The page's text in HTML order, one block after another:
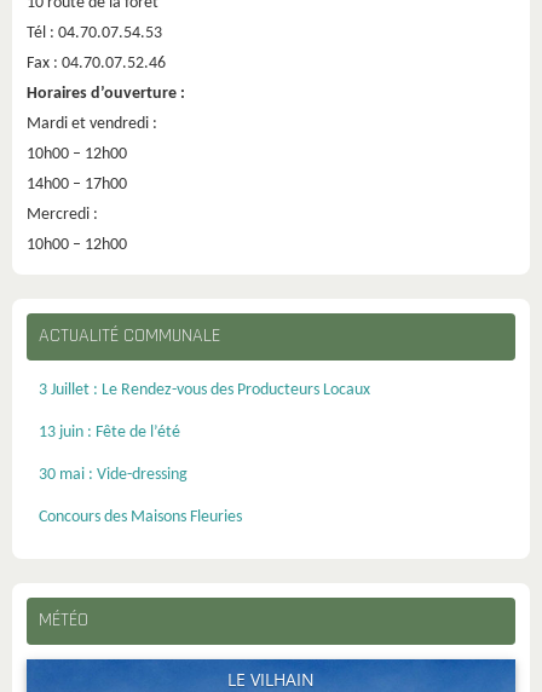
Tél : 04.70.07.54.53
Fax : 04.70.07.52.46
Horaires d’ouverture :
Mardi et vendredi :
10h00 – 12h00
14h00 – 17h00
Mercredi :
10h00 – 12h00
ACTUALITÉ COMMUNALE
3 Juillet : Le Rendez-vous des Producteurs Locaux
13 juin : Fête de l’été
30 mai : Vide-dressing
Concours des Maisons Fleuries
MÉTÉO
LE VILHAIN